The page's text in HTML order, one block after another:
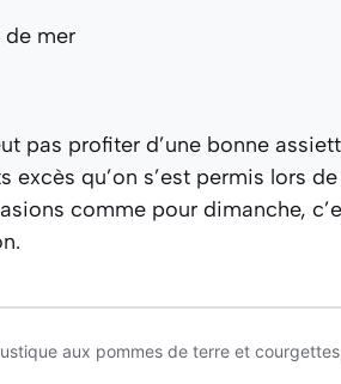
pas profiter d’une bonne
excès qu’on s’est permis lors
comme pour dimanche,